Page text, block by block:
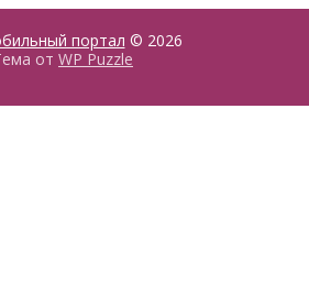
портал © 2026
от WP Puzzle